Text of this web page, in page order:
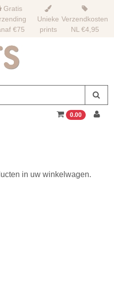
Gratis
€75
Unieke
prints
Verzendkosten
NL €4,95
0.00
in uw winkelwagen.